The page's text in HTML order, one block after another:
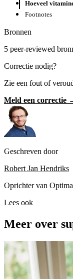
Hoeveel
Footnotes
Bronnen
5 peer-reviewed
Correctie nodig?
Zie een fout of
Meld een correctie
Geschreven door
Robert Jan Hendriks
Oprichter van
Lees ook
Meer over